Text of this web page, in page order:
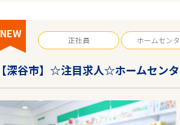
エリアで探す
NEW 正社員 ホームセン
【深谷市】☆注目求人☆ホームセン